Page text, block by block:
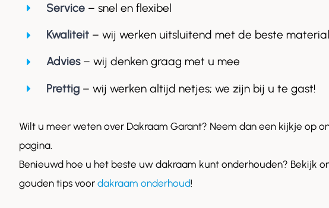
Service – snel en flexibel
Kwaliteit– wij werken uitsluitend met de beste
Advies– wij denken graag met u mee
Prettig– wij werken altijd netjes; we zijn bij u te gast!
Wilt u meer weten over Dakraam Garant? Neem dan een kijkje op
pagina.
Benieuwd hoe u het beste uw dakraam kunt onderhouden? Bekijk
gouden tips voor dakraam onderhoud!